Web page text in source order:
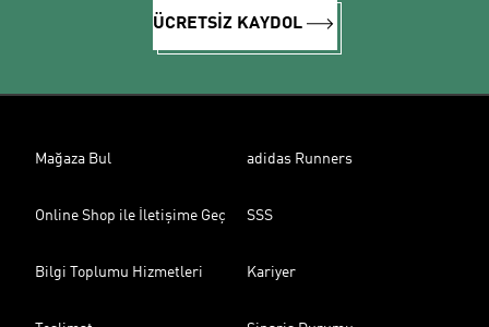
ÜCRETSİZ KAYDOL
Mağaza Bul adidas Runners
Online Shop ile İletişime Geç SSS
Bilgi Toplumu Hizmetleri Kariyer